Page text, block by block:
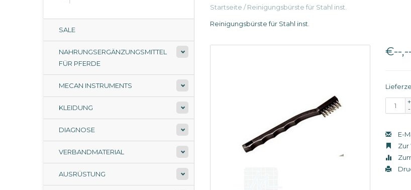
SALE
NAHRUNGSERGÄNZUNGSMITTEL
FÜR PFERDE
MECAN INSTRUMENTS
KLEIDUNG
DIAGNOSE
VERBANDMATERIAL
AUSRÜSTUNG
Startseite /Reinigungsbürste für Stahl inst.
Reinigungsbürste für Stahl inst.
€--
+
-
E-
Zur